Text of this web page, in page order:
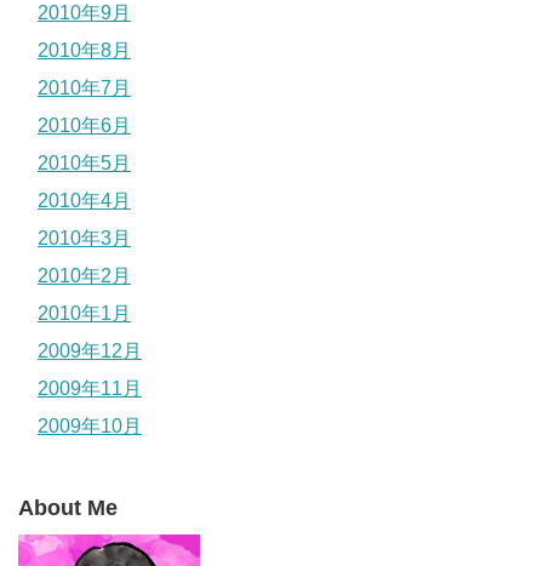
2010年9月
2010年8月
2010年7月
2010年6月
2010年5月
2010年4月
2010年3月
2010年2月
2010年1月
2009年12月
2009年11月
2009年10月
About Me